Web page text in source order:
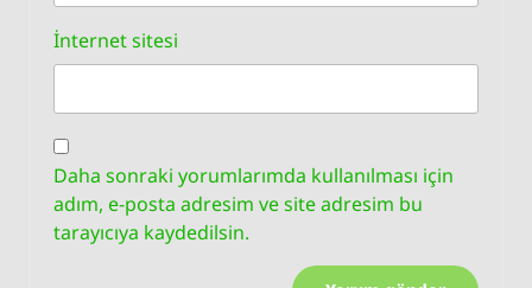
İnternet sitesi
Daha sonraki yorumlarımda kullanılması için
adım, e-posta adresim ve site adresim bu
tarayıcıya kaydedilsin.